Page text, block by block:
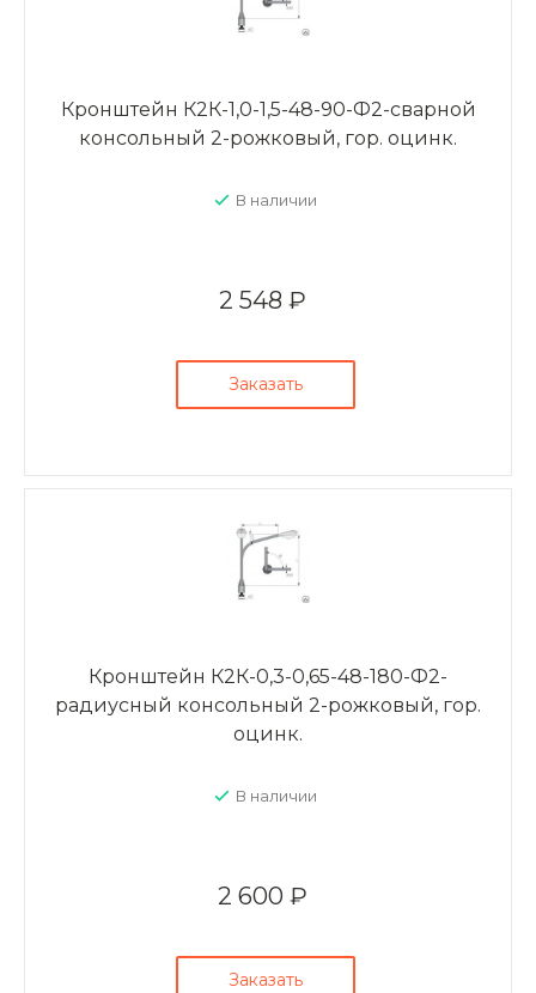
Кронштейн К2К-1,0-1,5-48-90-Ф2-сварной
консольный 2-рожковый, гор. оцинк.
В наличии
2 548 ₽
Заказать
Кронштейн К2К-0,3-0,65-48-180-Ф2-
радиусный консольный 2-рожковый, гор.
оцинк.
В наличии
2 600 ₽
Заказать